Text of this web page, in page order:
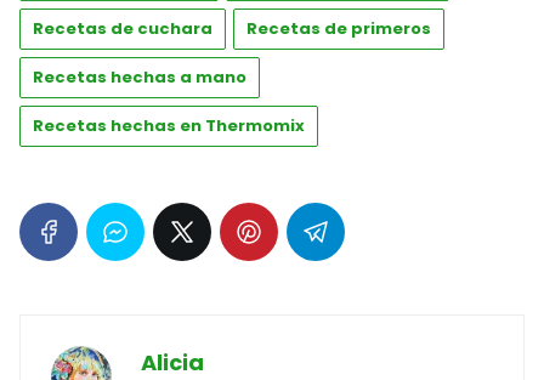
Recetas de cuchara Recetas de primeros
Recetas hechas a mano
Recetas hechas en Thermomix
Alicia